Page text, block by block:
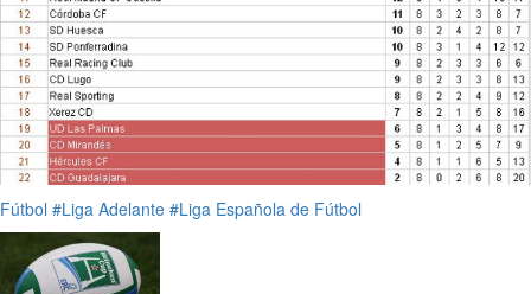
Fútbol #Liga Adelante #Liga Española de Fútbol